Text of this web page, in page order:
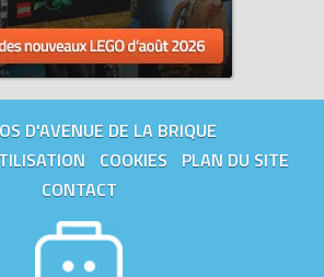
D'AVENUE DE LA BRIQUE
COOKIES
PLAN DU SITE
CONTACT